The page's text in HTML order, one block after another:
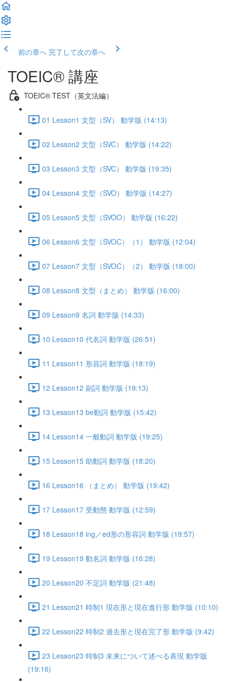
前の章へ 完了して次の章へ
TOEIC® 講座
TOEIC® TEST（英文法編）
01 Lesson1 文型（SV） 動学版 (14:13)
02 Lesson2 文型（SVC） 動学版 (14:22)
03 Lesson3 文型（SVC） 動学版 (19:35)
04 Lesson4 文型（SVO） 動学版 (14:27)
05 Lesson5 文型（SVOO） 動学版 (16:22)
06 Lesson6 文型（SVOC）（1） 動学版 (12:04)
07 Lesson7 文型（SVOC）（2） 動学版 (18:00)
08 Lesson8 文型（まとめ） 動学版 (16:00)
09 Lesson9 名詞 動学版 (14:33)
10 Lesson10 代名詞 動学版 (26:51)
11 Lesson11 形容詞 動学版 (18:19)
12 Lesson12 副詞 動学版 (19:13)
13 Lesson13 be動詞 動学版 (15:42)
14 Lesson14 一般動詞 動学版 (19:25)
15 Lesson15 助動詞 動学版 (18:20)
16 Lesson16 （まとめ） 動学版 (19:42)
17 Lesson17 受動態 動学版 (12:59)
18 Lesson18 ing／ed形の形容詞 動学版 (19:57)
19 Lesson19 動名詞 動学版 (16:28)
20 Lesson20 不定詞 動学版 (21:48)
21 Lesson21 時制1 現在形と現在進行形 動学版 (10:10)
22 Lesson22 時制2 過去形と現在完了形 動学版 (9:42)
23 Lesson23 時制3 未来について述べる表現 動学版
(19:16)